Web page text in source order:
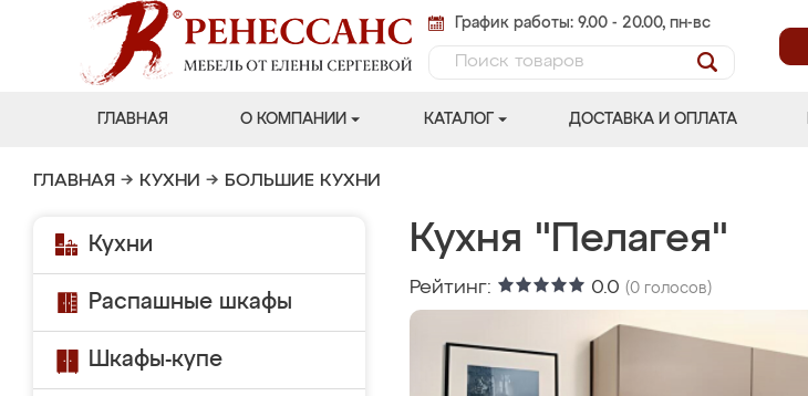
График работы: 9.00 - 20.00, пн-вс
ГЛАВНАЯ О КОМПАНИИ КАТАЛОГ ДОСТАВКА И ОПЛАТА
ГЛАВНАЯ → КУХНИ → БОЛЬШИЕ КУХНИ
Кухни
Распашные шкафы
Шкафы-купе
Кухня "Пелагея"
Рейтинг: 0.0 (0 голосов)